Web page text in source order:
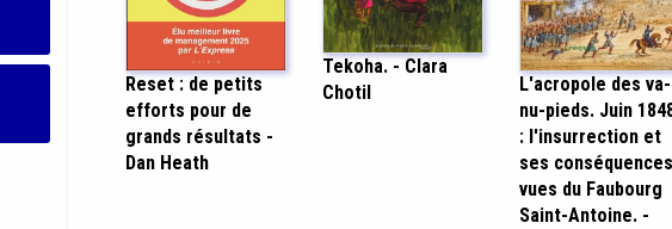
Reset : de petits
efforts pour de
grands résultats -
Dan Heath
Tekoha. - Clara
Chotil
L'acropole des va-
nu-pieds. Juin
: l'insurrection et
ses conséquences
vues du Faubourg
Saint-Antoine. -